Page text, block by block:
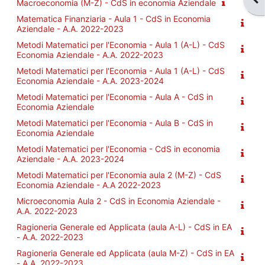
Macroeconomia (M-Z) - CdS in economia Aziendale
Matematica Finanziaria - Aula 1 - CdS in Economia
Aziendale - A.A. 2022-2023
Metodi Matematici per l'Economia - Aula 1 (A-L) - CdS
Economia Aziendale - A.A. 2022-2023
Metodi Matematici per l'Economia - Aula 1 (A-L) - CdS
Economia Aziendale - A.A. 2023-2024
Metodi Matematici per l'Economia - Aula A - CdS in
Economia Aziendale
Metodi Matematici per l'Economia - Aula B - CdS in
Economia Aziendale
Metodi Matematici per l'Economia - CdS in economia
Aziendale - A.A. 2023-2024
Metodi Matematici per l'Economia aula 2 (M-Z) - CdS
Economia Aziendale - A.A 2022-2023
Microeconomia Aula 2 - CdS in Economia Aziendale -
A.A. 2022-2023
Ragioneria Generale ed Applicata (aula A-L) - CdS in EA
- A.A. 2022-2023
Ragioneria Generale ed Applicata (aula M-Z) - CdS in EA
- A.A. 2022-2023